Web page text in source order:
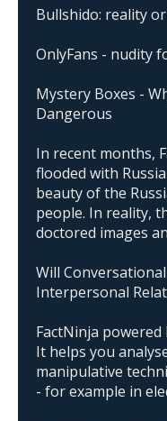
Bullshido: reality
OnlyFans - nudity
Mystery Boxes -
Dangerous
In recent months,
flooded with
beauty of the
people. In reality,
doctored images
Will
Interpersonal
FactNinja
It helps you
manipulative
- for example in